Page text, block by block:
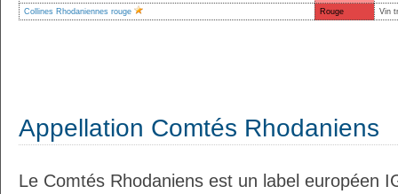
Collines Rhodaniennes rouge
Rouge Vin
Appellation Comtés Rhodaniens
Le Comtés Rhodaniens est un label européen